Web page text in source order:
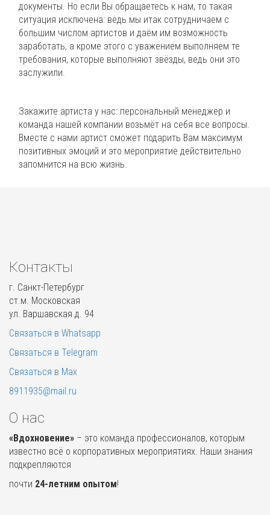
документы. Но если Вы обращаетесь к нам, то такая
ситуация исключена: ведь мы итак сотрудничаем с
большим числом артистов и даём им возможность
заработать, а кроме этого с уважением выполняем те
требования, которые выполняют звёзды, ведь они это
заслужили.
Закажите артиста у нас: персональный менеджер и
команда нашей компании возьмёт на себя все вопросы.
Вместе с нами артист сможет подарить Вам максимум
позитивных эмоций и это мероприятие действительно
запомнится на всю жизнь.
Контакты
г. Санкт-Петербург
ст.м. Московская
ул. Варшавская д. 94
Связаться в Whatsapp
Связаться в Telegram
Связаться в Max
8911935@mail.ru
О нас
«Вдохновение» – это команда профессионалов, которым
известно всё о корпоративных мероприятиях. Наши знания
подкрепляются
почти 24-летним опытом!